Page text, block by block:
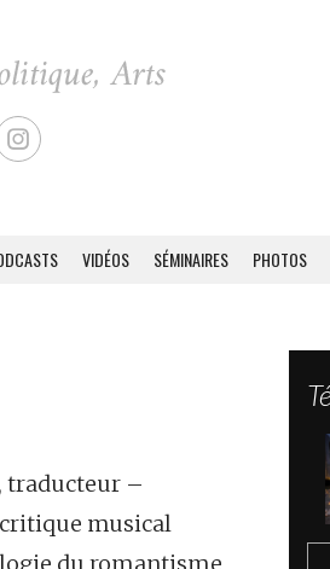
VIDÉOS SÉMINAIRES PHOTOS
traducteur –
musical